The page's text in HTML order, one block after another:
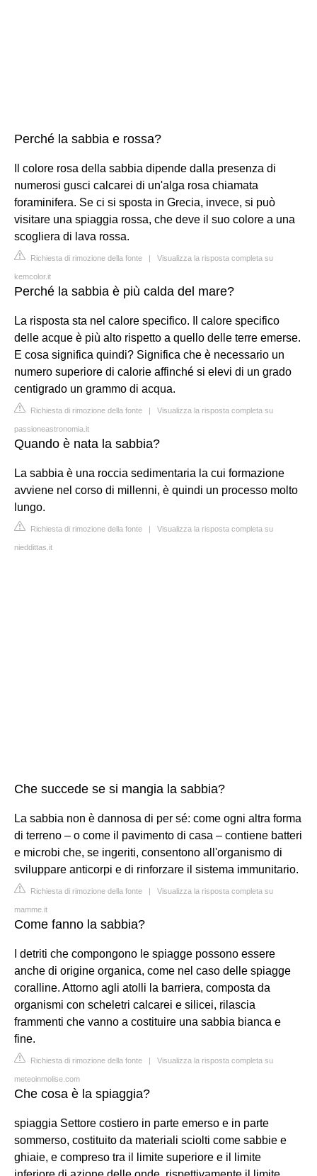
Perché la sabbia e rossa?
Il colore rosa della sabbia dipende dalla presenza di
numerosi gusci calcarei di un'alga rosa chiamata
foraminifera. Se ci si sposta in Grecia, invece, si può
visitare una spiaggia rossa, che deve il suo colore a una
scogliera di lava rossa.
Richiesta di rimozione della fonte | Visualizza la risposta completa su
kemcolor.it
Perché la sabbia è più calda del mare?
La risposta sta nel calore specifico. Il calore specifico
delle acque è più alto rispetto a quello delle terre emerse.
E cosa significa quindi? Significa che è necessario un
numero superiore di calorie affinché si elevi di un grado
centigrado un grammo di acqua.
Richiesta di rimozione della fonte | Visualizza la risposta completa su
passioneastronomia.it
Quando è nata la sabbia?
La sabbia è una roccia sedimentaria la cui formazione
avviene nel corso di millenni, è quindi un processo molto
lungo.
Richiesta di rimozione della fonte | Visualizza la risposta completa su
nieddittas.it
Che succede se si mangia la sabbia?
La sabbia non è dannosa di per sé: come ogni altra forma
di terreno – o come il pavimento di casa – contiene batteri
e microbi che, se ingeriti, consentono all'organismo di
sviluppare anticorpi e di rinforzare il sistema immunitario.
Richiesta di rimozione della fonte | Visualizza la risposta completa su
mamme.it
Come fanno la sabbia?
I detriti che compongono le spiagge possono essere
anche di origine organica, come nel caso delle spiagge
coralline. Attorno agli atolli la barriera, composta da
organismi con scheletri calcarei e silicei, rilascia
frammenti che vanno a costituire una sabbia bianca e
fine.
Richiesta di rimozione della fonte | Visualizza la risposta completa su
meteoinmolise.com
Che cosa è la spiaggia?
spiaggia Settore costiero in parte emerso e in parte
sommerso, costituito da materiali sciolti come sabbie e
ghiaie, e compreso tra il limite superiore e il limite